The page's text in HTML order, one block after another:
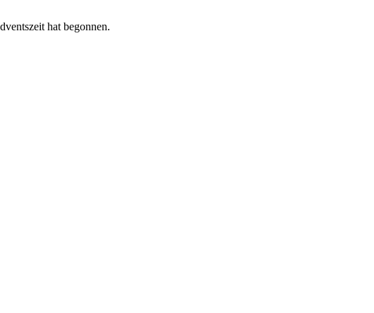
hat begonnen.